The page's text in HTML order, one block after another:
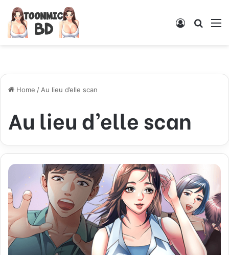
Log
Home / Au lieu d’elle scan
Au lieu d’elle scan